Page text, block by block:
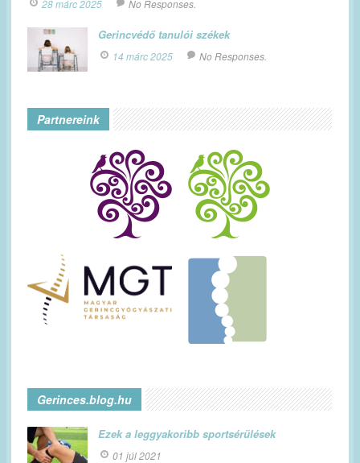
28 márc 2025 No Responses.
Gerincvédő tanulói székek
14 márc 2025 No Responses.
Partnereink
Gerinces.blog.hu
Ezek a leggyakoribb sportsérülések
01 júl 2021